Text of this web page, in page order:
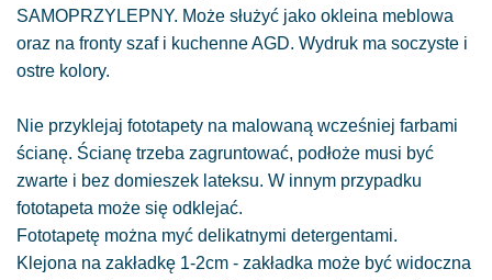
SAMOPRZYLEPNY. Może służyć jako okleina meblowa
oraz na fronty szaf i kuchenne AGD. Wydruk ma soczyste i
ostre kolory.
Nie przyklejaj fototapety na malowaną wcześniej farbami
ścianę. Ścianę trzeba zagruntować, podłoże musi być
zwarte i bez domieszek lateksu. W innym przypadku
fototapeta może się odklejać.
Fototapetę można myć delikatnymi detergentami.
Klejona na zakładkę 1-2cm - zakładka może być widoczna